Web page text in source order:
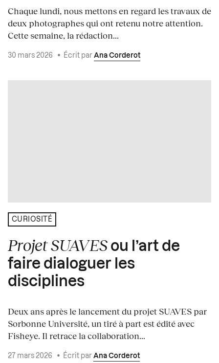
Chaque lundi, nous mettons en regard les travaux de
deux photographes qui ont retenu notre attention.
Cette semaine, la rédaction...
30 mars 2026 • Écrit par Ana Corderot
CURIOSITÉ
Projet SUAVES ou l’art de
faire dialoguer les
disciplines
Deux ans après le lancement du projet SUAVES par
Sorbonne Université, un tiré à part est édité avec
Fisheye. Il retrace la collaboration...
27 mars 2026 • Écrit par Ana Corderot